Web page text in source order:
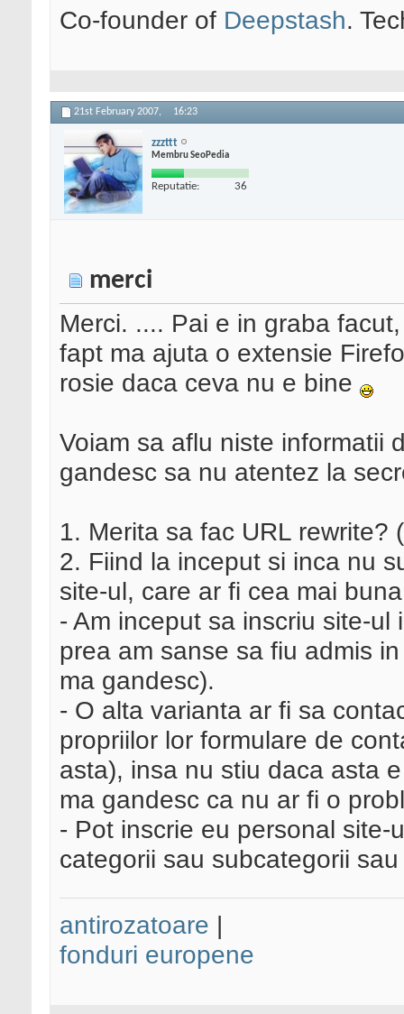
Co-founder of Deepstash.
21st February 2007, 16:23
zzzttt
Membru SeoPedia
Reputatie: 36
merci
Merci. .... Pai e in graba
fapt ma ajuta o extensie
rosie daca ceva nu e bine
Voiam sa aflu niste informatii
gandesc sa nu atentez la
1. Merita sa fac URL rewrite?
2. Fiind la inceput si inca nu
site-ul, care ar fi cea mai
- Am inceput sa inscriu site-
prea am sanse sa fiu admis
ma gandesc).
- O alta varianta ar fi sa
propriilor lor formulare de
asta), insa nu stiu daca asta
ma gandesc ca nu ar fi o
- Pot inscrie eu personal
categorii sau subcategorii
antirozatoare |
fonduri europene